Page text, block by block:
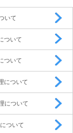
いて
ついて
ついて
について
について
ついて